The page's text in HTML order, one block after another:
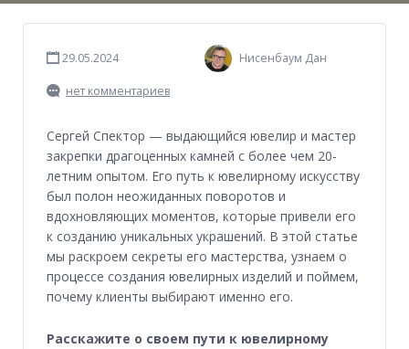
29.05.2024 Нисенбаум Дан
нет комментариев
Сергей Спектор — выдающийся ювелир и мастер
закрепки драгоценных камней с более чем 20-
летним опытом. Его путь к ювелирному искусству
был полон неожиданных поворотов и
вдохновляющих моментов, которые привели его
к созданию уникальных украшений. В этой статье
мы раскроем секреты его мастерства, узнаем о
процессе создания ювелирных изделий и поймем,
почему клиенты выбирают именно его.
Расскажите о своем пути к ювелирному